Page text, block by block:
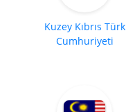
Kuzey Kıbrıs Türk
Cumhuriyeti